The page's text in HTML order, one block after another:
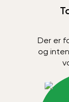
Der er
og